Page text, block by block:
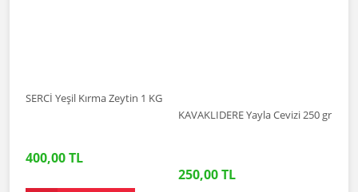
SERCİ Yeşil Kırma Zeytin 1 KG
400,00 TL
KAVAKLIDERE Yayla Cevizi 250 gr
250,00 TL